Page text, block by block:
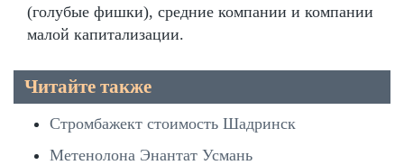
(голубые фишки), средние компании и компании
малой капитализации.
Читайте также
Стромбажект стоимость Шадринск
Метенолона Энантат Усмань